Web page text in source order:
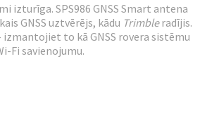
izturīga. SPS986 GNSS Smart antena
GNSS uztvērējs, kādu Trimbleradījis.
izmantojiet to kā GNSS rovera sistēmu
Fi savienojumu.